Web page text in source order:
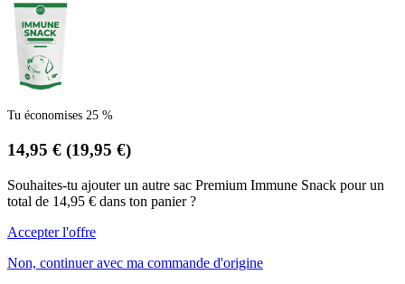
Tu économises 25 %
14,95 € (19,95 €)
Souhaites-tu ajouter un autre sac Premium Immune Snack pour un
total de 14,95 € dans ton panier ?
Accepter l'offre
Non, continuer avec ma commande d'origine